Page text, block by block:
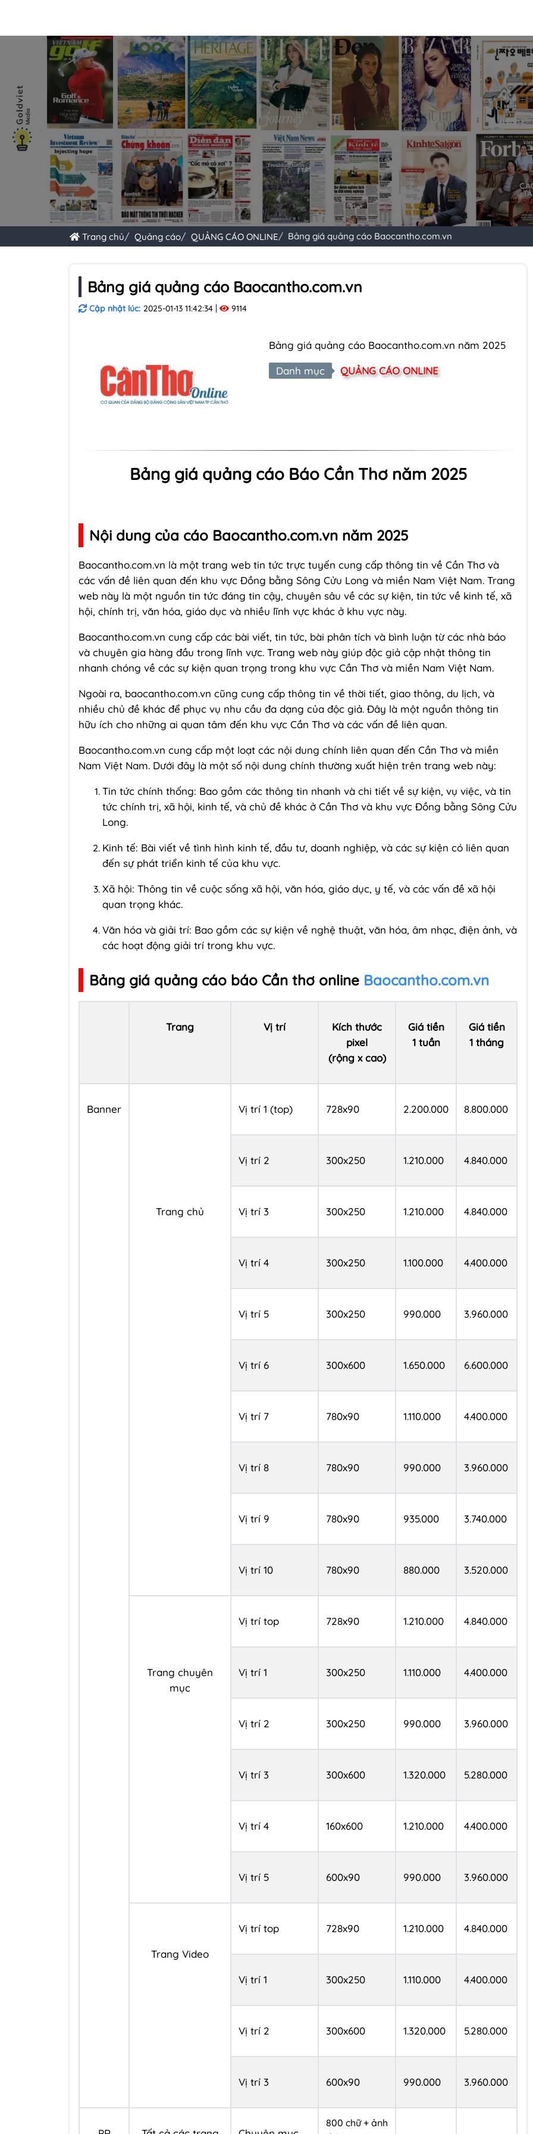
Trang chủ Quảng cáo QUẢNG CÁO ONLINE Bảng giá quảng cáo Baocantho.com.vn
Bảng giá quảng cáo Baocantho.com.vn
Cập nhật lúc: 2025-01-13 11:42:34 9114
Bảng giá quảng cáo Baocantho.com.vn năm 2025
Danh mục QUẢNG CÁO ONLINE
Bảng giá quảng cáo Báo Cần Thơ năm 2025
Nội dung của cáo Baocantho.com.vn năm 2025
Baocantho.com.vn là một trang web tin tức trực tuyến cung cấp thông tin về Cần Thơ và
các vấn đề liên quan đến khu vực Đồng bằng Sông Cửu Long và miền Nam Việt Nam. Trang
web này là một nguồn tin tức đáng tin cậy, chuyên sâu về các sự kiện, tin tức về kinh tế, xã
hội, chính trị, văn hóa, giáo dục và nhiều lĩnh vực khác ở khu vực này.
Baocantho.com.vn cung cấp các bài viết, tin tức, bài phân tích và bình luận từ các nhà báo
và chuyên gia hàng đầu trong lĩnh vực. Trang web này giúp độc giả cập nhật thông tin
nhanh chóng về các sự kiện quan trọng trong khu vực Cần Thơ và miền Nam Việt Nam.
Ngoài ra, baocantho.com.vn cũng cung cấp thông tin về thời tiết, giao thông, du lịch, và
nhiều chủ đề khác để phục vụ nhu cầu đa dạng của độc giả. Đây là một nguồn thông tin
hữu ích cho những ai quan tâm đến khu vực Cần Thơ và các vấn đề liên quan.
Baocantho.com.vn cung cấp một loạt các nội dung chính liên quan đến Cần Thơ và miền
Nam Việt Nam. Dưới đây là một số nội dung chính thường xuất hiện trên trang web này:
Tin tức chính thống: Bao gồm các thông tin nhanh và chi tiết về sự kiện, vụ việc, và tin
tức chính trị, xã hội, kinh tế, và chủ đề khác ở Cần Thơ và khu vực Đồng bằng Sông Cửu
Long.
Kinh tế: Bài viết về tình hình kinh tế, đầu tư, doanh nghiệp, và các sự kiện có liên quan
đến sự phát triển kinh tế của khu vực.
Xã hội: Thông tin về cuộc sống xã hội, văn hóa, giáo dục, y tế, và các vấn đề xã hội
quan trọng khác.
Văn hóa và giải trí: Bao gồm các sự kiện về nghệ thuật, văn hóa, âm nhạc, điện ảnh, và
các hoạt động giải trí trong khu vực.
Bảng giá quảng cáo báo Cần thơ online Baocantho.com.vn
Trang Vị trí
Kích thước
pixel
(rộng x cao)
Giá tiền
1 tuần
Giá tiền
1 tháng
Banner
Trang chủ
Vị trí 1 (top) 728x90 2.200.000 8.800.000
Vị trí 2 300x250 1.210.000 4.840.000
Vị trí 3 300x250 1.210.000 4.840.000
Vị trí 4 300x250 1.100.000 4.400.000
Vị trí 5 300x250 990.000 3.960.000
Vị trí 6 300x600 1.650.000 6.600.000
Vị trí 7 780x90 1.110.000 4.400.000
Vị trí 8 780x90 990.000 3.960.000
Vị trí 9 780x90 935.000 3.740.000
Vị trí 10 780x90 880.000 3.520.000
Trang chuyên
mục
Vị trí top 728x90 1.210.000 4.840.000
Vị trí 1 300x250 1.110.000 4.400.000
Vị trí 2 300x250 990.000 3.960.000
Vị trí 3 300x600 1.320.000 5.280.000
Vị trí 4 160x600 1.210.000 4.400.000
Vị trí 5 600x90 990.000 3.960.000
Trang Video
Vị trí top 728x90 1.210.000 4.840.000
Vị trí 1 300x250 1.110.000 4.400.000
Vị trí 2 300x600 1.320.000 5.280.000
Vị trí 3 600x90 990.000 3.960.000
800 chữ + ảnh